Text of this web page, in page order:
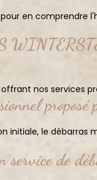
en comprendre
nos services
le débarras
de